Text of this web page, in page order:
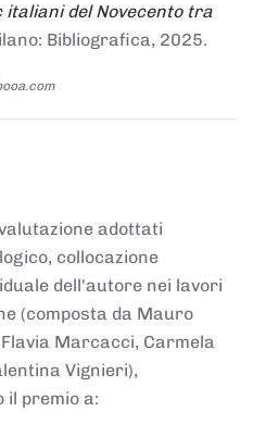
italiani del Novecento tra
Bibliografica, 2025.
adottati
collocazione
dell'autore nei lavori
(composta da Mauro
Marcacci, Carmela
Vignieri),
il premio a: